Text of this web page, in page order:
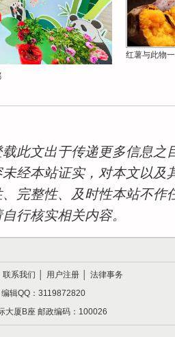
红薯与此物
此文出于传递更多信息之
经本站证实，对本文以及
完整性、及时性本站不作
行核实相关内容。
联系我们 用户注册
法律事务
辑QQ：3119872820
大厦B座 邮政编码：100026